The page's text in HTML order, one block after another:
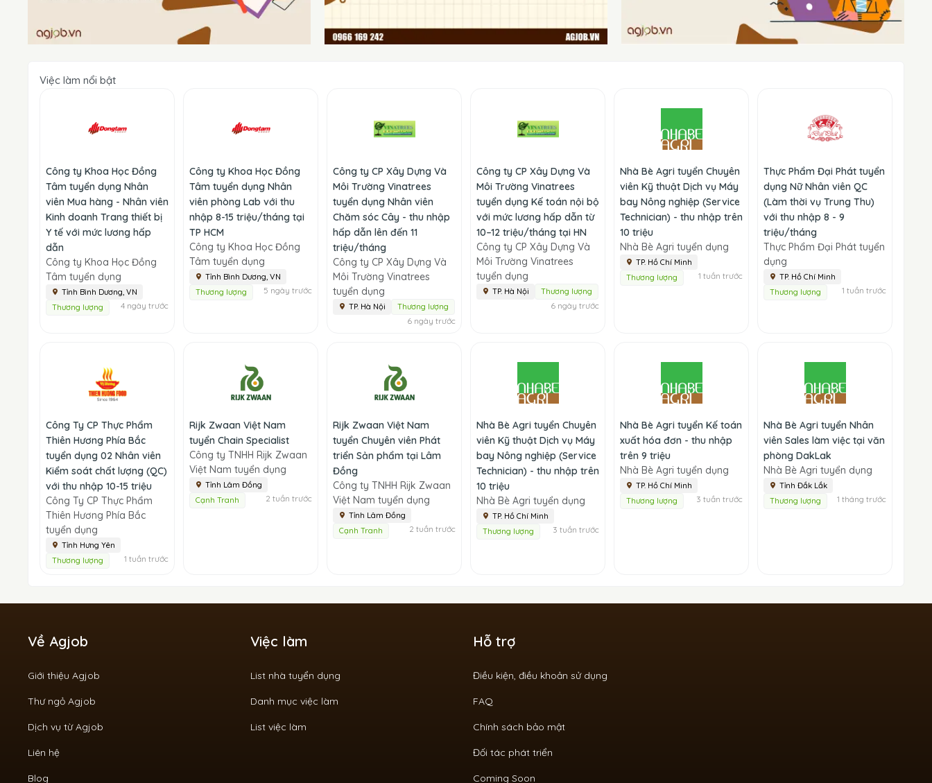
Việc làm nổi bật
Công ty Khoa Học Đồng
Tâm tuyển dụng Nhân
viên Mua hàng - Nhân viên
Kinh doanh Trang thiết bị
Y tế với mức lương hấp
dẫn
Công ty Khoa Học Đồng
Tâm tuyển dụng
Tỉnh Bình Dương, VN
Thương lượng
4 ngày trước
Công ty Khoa Học Đồng
Tâm tuyển dụng Nhân
viên phòng Lab với thu
nhập 8-15 triệu/tháng tại
TP HCM
Công ty Khoa Học Đồng
Tâm tuyển dụng
Tỉnh Bình Dương, VN
Thương lượng
5 ngày trước
Công ty CP Xây Dựng Và
Môi Trường Vinatrees
tuyển dụng Nhân viên
Chăm sóc Cây - thu nhập
hấp dẫn lên đến 11
triệu/tháng
Công ty CP Xây Dựng Và
Môi Trường Vinatrees
tuyển dụng
TP. Hà Nội Thương lượng
6 ngày trước
Công ty CP Xây Dựng Và
Môi Trường Vinatrees
tuyển dụng Kế toán nội bộ
với mức lương hấp dẫn từ
10–12 triệu/tháng tại HN
Công ty CP Xây Dựng Và
Môi Trường Vinatrees
tuyển dụng
TP. Hà Nội Thương lượng
6 ngày trước
Nhà Bè Agri tuyển Chuyên
viên Kỹ thuật Dịch vụ Máy
bay Nông nghiệp (Service
Technician) - thu nhập trên
10 triệu
Nhà Bè Agri tuyển dụng
TP. Hồ Chí Minh
Thương lượng
1 tuần trước
Thực Phẩm Đại Phát tuyển
dụng Nữ Nhân viên QC
(Làm thời vụ Trung Thu)
với thu nhập 8 - 9
triệu/tháng
Thực Phẩm Đại Phát tuyển
dụng
TP. Hồ Chí Minh
Thương lượng
1 tuần trước
Công Ty CP Thực Phẩm
Thiên Hương Phía Bắc
tuyển dụng 02 Nhân viên
Kiểm soát chất lượng (QC)
với thu nhập 10-15 triệu
Công Ty CP Thực Phẩm
Thiên Hương Phía Bắc
tuyển dụng
Tỉnh Hưng Yên
Thương lượng
1 tuần trước
Rijk Zwaan Việt Nam
tuyển Chain Specialist
Công ty TNHH Rijk Zwaan
Việt Nam tuyển dụng
Tỉnh Lâm Đồng
Cạnh Tranh
2 tuần trước
Rijk Zwaan Việt Nam
tuyển Chuyên viên Phát
triển Sản phẩm tại Lâm
Đồng
Công ty TNHH Rijk Zwaan
Việt Nam tuyển dụng
Tỉnh Lâm Đồng
Cạnh Tranh
2 tuần trước
Nhà Bè Agri tuyển Chuyên
viên Kỹ thuật Dịch vụ Máy
bay Nông nghiệp (Service
Technician) - thu nhập trên
10 triệu
Nhà Bè Agri tuyển dụng
TP. Hồ Chí Minh
Thương lượng
3 tuần trước
Nhà Bè Agri tuyển Kế toán
xuất hóa đơn - thu nhập
trên 9 triệu
Nhà Bè Agri tuyển dụng
TP. Hồ Chí Minh
Thương lượng
3 tuần trước
Nhà Bè Agri tuyển Nhân
viên Sales làm việc tại văn
phòng DakLak
Nhà Bè Agri tuyển dụng
Tỉnh Đắk Lắk
Thương lượng
1 tháng trước
Về Agjob
Giới thiệu Agjob
Thư ngỏ Agjob
Dịch vụ từ Agjob
Liên hệ
Blog
Việc làm
List nhà tuyển dụng
Danh mục việc làm
List việc làm
Hỗ trợ
Điều kiện, điều khoản sử dụng
FAQ
Chính sách bảo mật
Đối tác phát triển
Coming Soon